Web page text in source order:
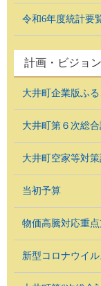
令和6年度統計要
計画・ビジョン
大井町企業版ふ
大井町第６次総
大井町空家等対
当初予算
物価高騰対応重
新型コロナウイ